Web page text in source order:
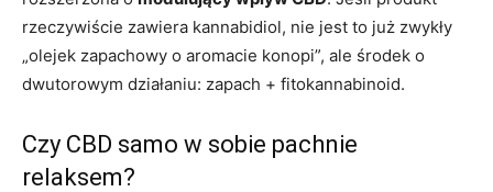
rzeczywiście zawiera kannabidiol, nie jest to już zwykły
„olejek zapachowy o aromacie konopi”, ale środek o
dwutorowym działaniu: zapach + fitokannabinoid.
Czy CBD samo w sobie pachnie
relaksem?